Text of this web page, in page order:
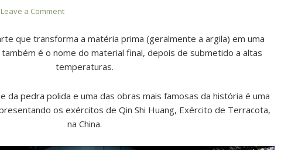
Leave a Comment
que transforma a matéria prima (geralmente a argila) em uma
é o nome do material final, depois de submetido a altas
temperaturas.
da pedra polida e uma das obras mais famosas da história é uma
os exércitos de Qin Shi Huang, Exército de Terracota,
na China.